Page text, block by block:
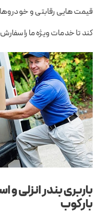
قیمت هایی رقابتی و
کند تا خدمات ویژه ما را
باربری بندر انزلی و
بارکوب